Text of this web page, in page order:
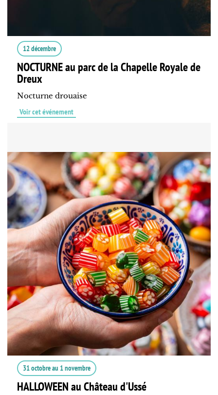
12 décembre
NOCTURNE au parc de la Chapelle Royale de
Dreux
Nocturne drouaise
Voir cet événement
31 octobreau 1 novembre
HALLOWEEN au Château d'Ussé